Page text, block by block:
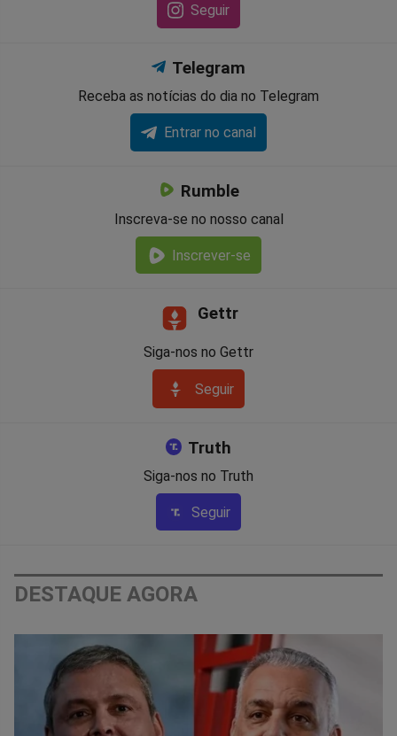
Seguir
Telegram
Receba as notícias do dia no Telegram
Entrar no canal
Rumble
Inscreva-se no nosso canal
Inscrever-se
Gettr
Siga-nos no Gettr
Seguir
Truth
Siga-nos no Truth
Seguir
DESTAQUE AGORA